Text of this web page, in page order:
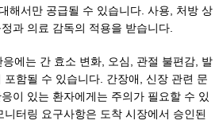
해서만 공급될 수 있습니다. 사용, 처방 상
과 의료 감독의 적용을 받습니다.
에는 간 효소 변화, 오심, 관절 불편감, 발
함될 수 있습니다. 간장애, 신장 관련 문
이 있는 환자에게는 주의가 필요할 수 있
터링 요구사항은 도착 시장에서 승인된